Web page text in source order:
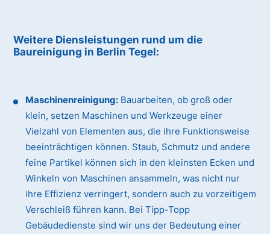
Weitere Diensleistungen rund um die
Baureinigung in Berlin Tegel:
Maschinenreinigung: Bauarbeiten, ob groß oder
klein, setzen Maschinen und Werkzeuge einer
Vielzahl von Elementen aus, die ihre Funktionsweise
beeinträchtigen können. Staub, Schmutz und andere
feine Partikel können sich in den kleinsten Ecken und
Winkeln von Maschinen ansammeln, was nicht nur
ihre Effizienz verringert, sondern auch zu vorzeitigem
Verschleiß führen kann. Bei Tipp-Topp
Gebäudedienste sind wir uns der Bedeutung einer